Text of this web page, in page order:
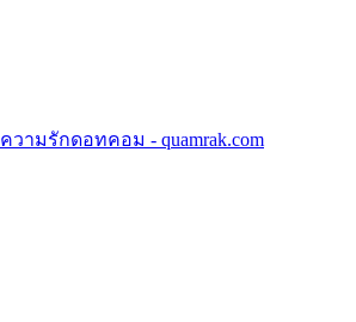
ความรักดอทคอม - quamrak.com